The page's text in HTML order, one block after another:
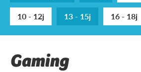
10 - 12j
13 - 15j 16 - 18j
Gaming